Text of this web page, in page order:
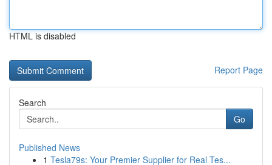
HTML is disabled
Report Page
Search
Go
Published News
1 Tesla79s: Your Premier Supplier for Real Tes...